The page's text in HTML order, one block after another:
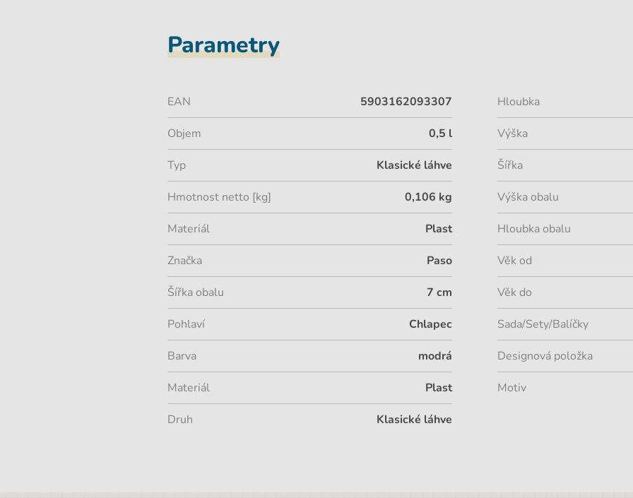
Parametry
EAN 5903162093307
Objem 0,5 l
Typ Klasické láhve
Hmotnost netto [kg] 0,106 kg
Materiál Plast
Značka Paso
Šířka obalu 7 cm
Pohlaví Chlapec
Barva modrá
Materiál Plast
Druh Klasické láhve
Hloubka
Výška
Šířka
Výška obalu
Hloubka obalu
Věk od
Věk do
Sada/Sety/Balíčky
Designová položka
Motiv